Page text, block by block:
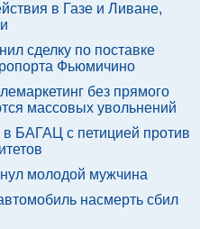
в Газе и Ливане,
сделку по поставке
Фьюмичино
без прямого
массовых увольнений
БАГАЦ с петицией против
молодой мужчина
насмерть сбил